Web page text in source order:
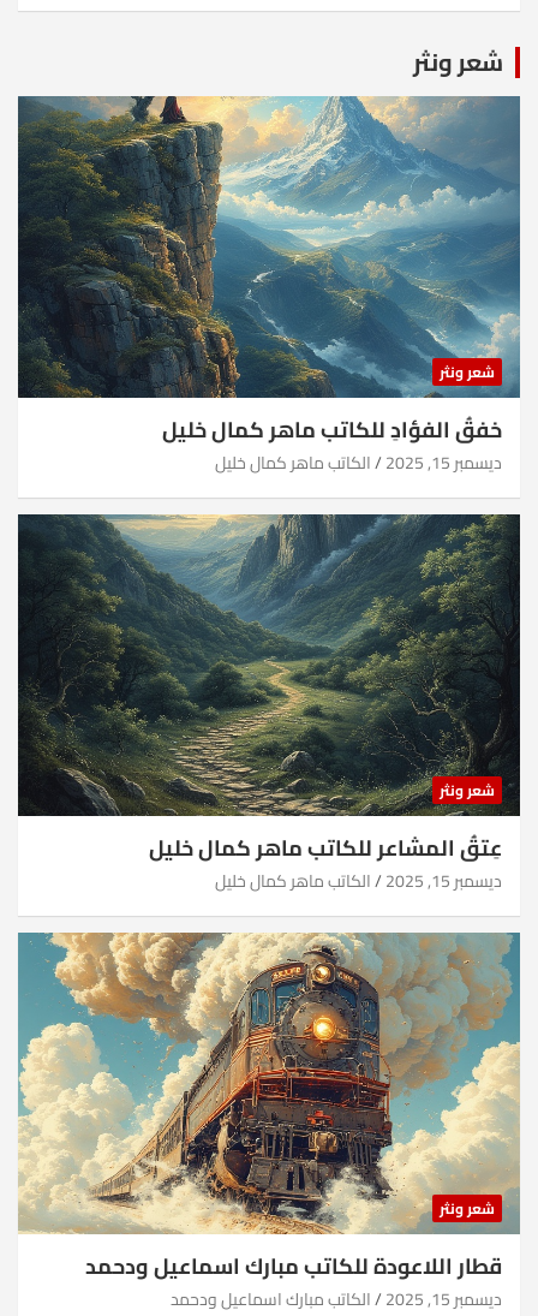
شعر ونثر
شعر ونثر
خفقُ الفؤادِ للكاتب ماهر كمال خليل
ديسمبر 15, 2025 الكاتب ماهر كمال خليل
شعر ونثر
عِتقُ المشاعر للكاتب ماهر كمال خليل
ديسمبر 15, 2025 الكاتب ماهر كمال خليل
شعر ونثر
قطار اللاعودة للكاتب مبارك اسماعيل ودحمد
ديسمبر 15, 2025 الكاتب مبارك اسماعيل ودحمد